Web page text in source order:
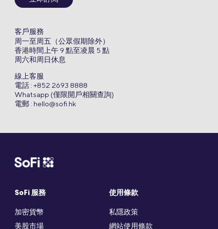
SoFi 服務
加密貨幣
美股市場
使用條款
私隱政策
網站使用條款
客戶服務
周一至周五（公眾假期除外）
香港時間上午 9 點至凌晨 5 點
周六和周日休息
線上客服
電話 : +852 2693 8888
Whatsapp (僅限開戶相關查詢)
電郵 : hello@sofi.hk